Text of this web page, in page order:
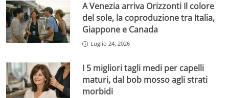
A Venezia arriva Orizzonti Il colore
del sole, la coproduzione tra Italia,
Giappone e Canada
Luglio 24, 2026
I 5 migliori tagli medi per capelli
maturi, dal bob mosso agli strati
morbidi